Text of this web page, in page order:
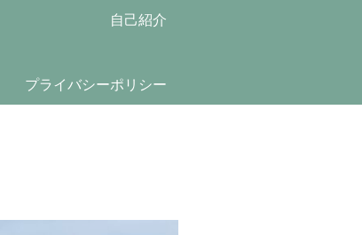
自己紹介
プライバシーポリシー